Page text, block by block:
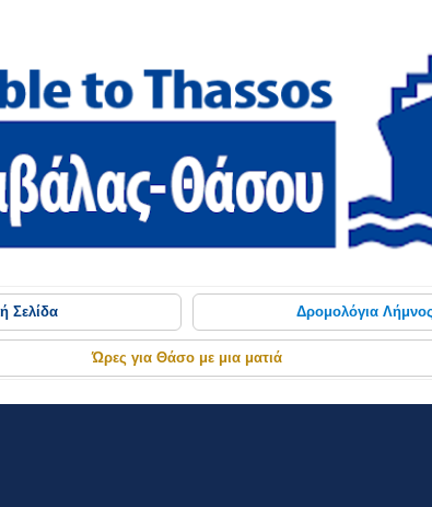
Σελίδα Δρομολόγια
Ώρες για Θάσο με μια ματιά